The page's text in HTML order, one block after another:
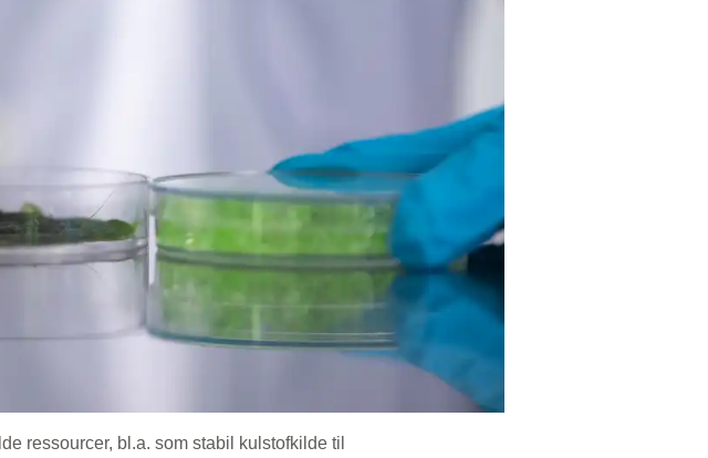
ressourcer, bl.a. som stabil kulstofkilde til